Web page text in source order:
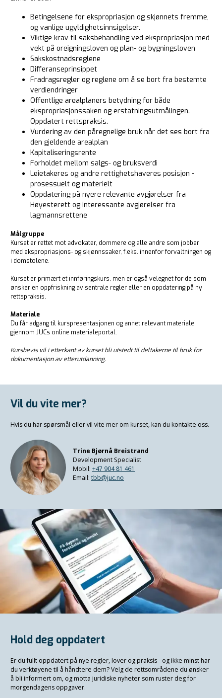
Betingelsene for ekspropriasjon og skjønnets fremme,
og vanlige ugyldighetsinnsigelser.
Viktige krav til saksbehandling ved ekspropriasjon med
vekt på oreigningsloven og plan- og bygningsloven
Sakskostnadsreglene
Differanseprinsippet
Fradragsregler og reglene om å se bort fra bestemte
verdiendringer
Offentlige arealplaners betydning for både
ekspropriasjonssaken og erstatningsutmålingen.
Oppdatert rettspraksis.
Vurdering av den påregnelige bruk når det ses bort fra
den gjeldende arealplan
Kapitaliseringsrente
Forholdet mellom salgs- og bruksverdi
Leietakeres og andre rettighetshaveres posisjon -
prosessuelt og materielt
Oppdatering på nyere relevante avgjørelser fra
Høyesterett og interessante avgjørelser fra
lagmannsrettene
Målgruppe
Kurset er rettet mot advokater, dommere og alle andre som jobber
med ekspropriasjons- og skjønnssaker, f.eks. innenfor forvaltningen og
i domstolene.
Kurset er primært et innføringskurs, men er også velegnet for de som
ønsker en oppfriskning av sentrale regler eller en oppdatering på ny
rettspraksis.
Materiale
Du får adgang til kurspresentasjonen og annet relevant materiale
gjennom JUCs online materialeportal.
Kursbevis vil i etterkant av kurset bli utstedt til deltakerne til bruk for
dokumentasjon av etterutdanning.
Vil du vite mer?
Hvis du har spørsmål eller vil vite mer om kurset, kan du kontakte oss.
Trine Bjørnå Breistrand
Development Specialist
Mobil: +47 904 81 461
Email: tbb@juc.no
Hold deg oppdatert
Er du fullt oppdatert på nye regler, lover og praksis - og ikke minst har
du verktøyene til å håndtere dem? Velg de rettsområdene du ønsker
å bli informert om, og motta juridiske nyheter som ruster deg for
morgendagens oppgaver.